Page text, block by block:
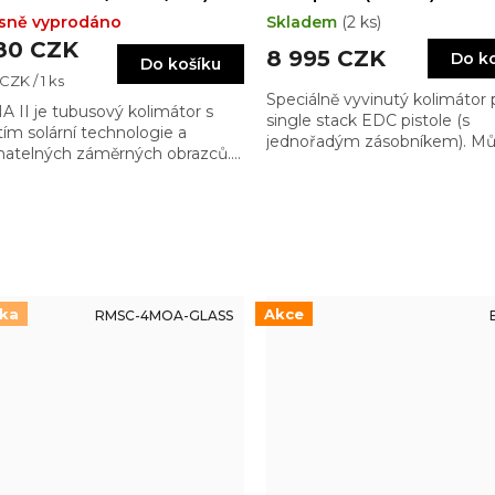
CZK
/ 1 ks
Do košíku
II je tubusový kolimátor s
solární technologie a
záměrných obrazců.
vyprodáno
edition 4MOA Dot
8 995 CZK Do
Speciálně vyvinutý kolimátor
single stack EDC pistole (s
jednořadým zásobníkem).
Skladem (2 ks)
RMSC-4MOA-GLASS Akce